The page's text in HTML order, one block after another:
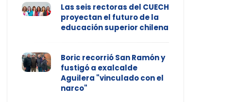
Las seis rectoras del CUECH
proyectan el futuro de la
educación superior chilena
Boric recorrió San Ramón y
fustigó a exalcalde
Aguilera "vinculado con el
narco"